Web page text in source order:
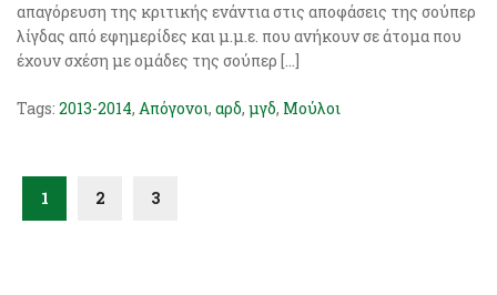
απαγόρευση της κριτικής ενάντια στις αποφάσεις της σούπερ
λίγδας από εφημερίδες και μ.μ.ε. που ανήκουν σε άτομα που
έχουν σχέση με ομάδες της σούπερ […]
Tags: 2013-2014, Απόγονοι, αρδ, μγδ, Μούλοι
1 2 3